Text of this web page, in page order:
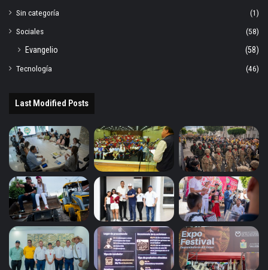
Sin categoría
(1)
Sociales
(58)
Evangelio
(58)
Tecnología
(46)
Last Modified Posts